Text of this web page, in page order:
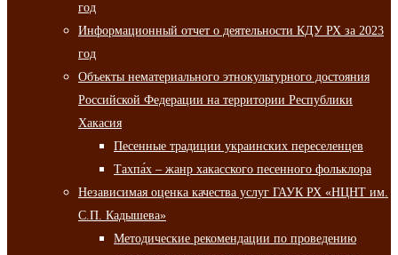
год
Информационный отчет о деятельности КДУ РХ за 2023
год
Объекты нематериального этнокультурного достояния
Российской Федерации на территории Республики
Хакасия
Песенные традиции украинских переселенцев
Тахпа́х – жанр хакасского песенного фольклора
Независимая оценка качества услуг ГАУК РХ «НЦНТ им.
С.П. Кадышева»
Методические рекомендации по проведению